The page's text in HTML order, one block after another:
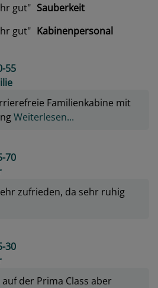
gut
Sauberkeit
gut
Kabinenpersonal
55
Familienkabine mit
Weiterlesen...
70
zufrieden, da sehr ruhig
30
der Prima Class aber